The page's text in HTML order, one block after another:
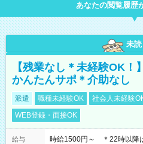
あなたの閲覧履歴
未読
【残業なし＊未経験OK！
かんたんサポ＊介助なし
派遣 職種未経験OK 社会人未経験
WEB登録・面接OK
給与
時給1500円～ ＊22時以降